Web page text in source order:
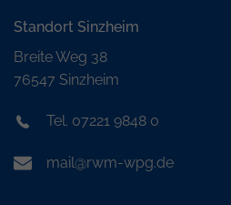
Standort Sinzheim
Breite Weg 38
76547 Sinzheim
Tel. 07221 9848 0
mail@rwm-wpg.de